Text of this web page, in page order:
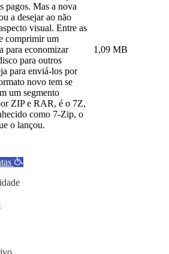
pagos. Mas a nova
a desejar ao não
visual. Entre as
comprimir um
para economizar
para outros
para enviá-los por
novo tem se
um segmento
ZIP e RAR, é o 7Z,
como 7-Zip, o
o lançou.
1,09 MB